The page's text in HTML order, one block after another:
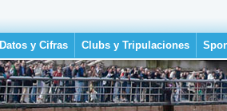
Datos y Cifras Clubs y Tripulaciones